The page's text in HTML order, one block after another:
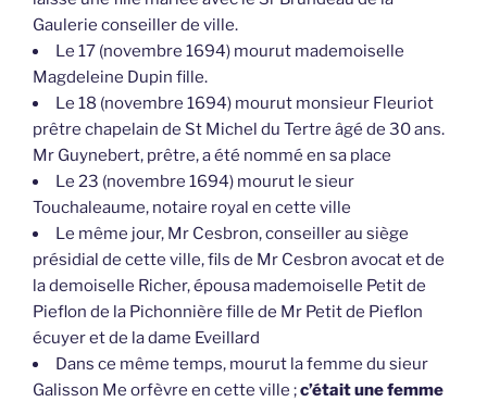
Gaulerie conseiller de ville.
Le 17 (novembre 1694) mourut mademoiselle
Magdeleine Dupin fille.
Le 18 (novembre 1694) mourut monsieur Fleuriot
prêtre chapelain de St Michel du Tertre âgé de 30 ans.
Mr Guynebert, prêtre, a été nommé en sa place
Le 23 (novembre 1694) mourut le sieur
Touchaleaume, notaire royal en cette ville
Le même jour, Mr Cesbron, conseiller au siège
présidial de cette ville, fils de Mr Cesbron avocat et de
la demoiselle Richer, épousa mademoiselle Petit de
Pieflon de la Pichonnière fille de Mr Petit de Pieflon
écuyer et de la dame Eveillard
Dans ce même temps, mourut la femme du sieur
Galisson Me orfèvre en cette ville ;c’était une femme